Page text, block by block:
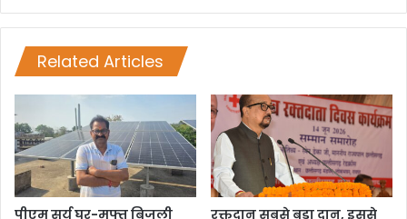
Related Articles
पीएम सूर्य घर-मुफ्त बिजली
रक्तदान सबसे बड़ा दान, इससे